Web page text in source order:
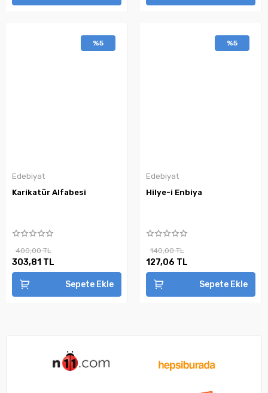
%5
Edebiyat
Karikatür Alfabesi
400,00 TL
303,81 TL
Sepete Ekle
%5
Edebiyat
Hilye-i Enbiya
140,00 TL
127,06 TL
Sepete Ekle